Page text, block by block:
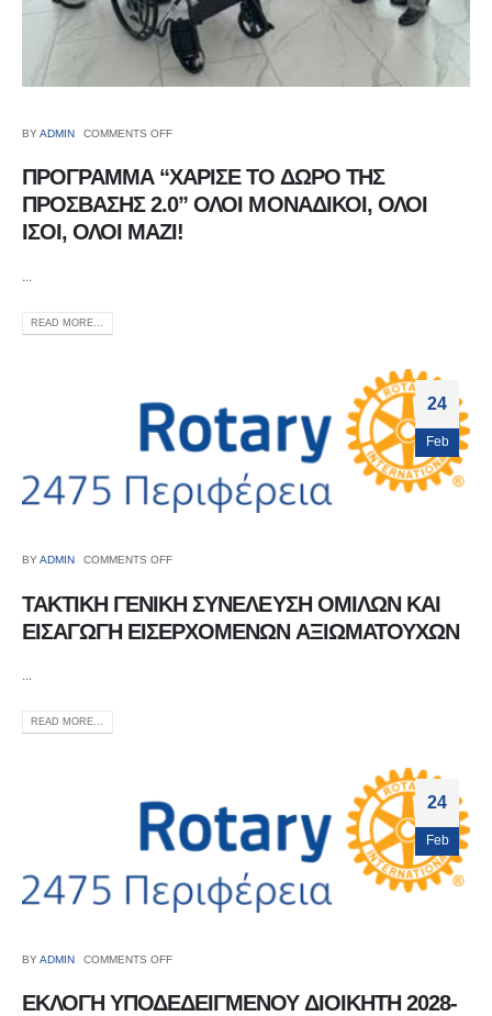
BYADMIN COMMENTS OFF
ΠΡΟΓΡΑΜΜΑ “ΧΑΡΙΣΕ ΤΟ ΔΩΡΟ ΤΗΣ
ΠΡΟΣΒΑΣΗΣ 2.0” ΟΛΟΙ ΜΟΝΑΔΙΚΟΙ, ΟΛΟΙ
ΙΣΟΙ, ΟΛΟΙ ΜΑΖΙ!
...
READ MORE...
24
Feb
BYADMIN COMMENTS OFF
ΤΑΚΤΙΚΗ ΓΕΝΙΚΗ ΣΥΝΕΛΕΥΣΗ ΟΜΙΛΩΝ ΚΑΙ
ΕΙΣΑΓΩΓΗ ΕΙΣΕΡΧΟΜΕΝΩΝ ΑΞΙΩΜΑΤΟΥΧΩΝ
...
READ MORE...
24
Feb
BYADMIN COMMENTS OFF
ΕΚΛΟΓΗ ΥΠΟΔΕΔΕΙΓΜΕΝΟΥ ΔΙΟΙΚΗΤΗ 2028-